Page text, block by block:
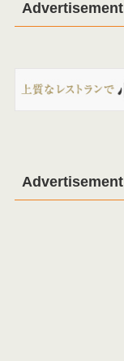
Advertisement
Advertisement